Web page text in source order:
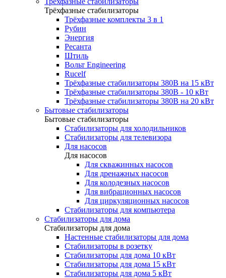
Трёхфазные стабилизаторы
Трёхфазные комплекты 3 в 1
Рубин
Энергия
Ресанта
Штиль
Вольт Engineering
Rucelf
Трёхфазные стабилизаторы 380В на 15 кВт
Трёхфазные стабилизаторы 380В - 10 кВт
Трёхфазные стабилизаторы 380В на 20 кВт
Бытовые стабилизаторы
Бытовые стабилизаторы
Стабилизаторы для холодильников
Стабилизаторы для телевизора
Для насосов
Для насосов
Для скважинных насосов
Для дренажных насосов
Для колодезных насосов
Для вибрационных насосов
Для циркуляционных насосов
Стабилизаторы для компьютера
Стабилизаторы для дома
Стабилизаторы для дома
Настенные стабилизаторы для дома
Стабилизаторы в розетку
Стабилизаторы для дома 10 кВт
Стабилизаторы для дома 15 кВт
Стабилизаторы для дома 5 кВт